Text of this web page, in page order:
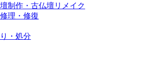
制作・古仏壇リメイク
理・修復
・処分